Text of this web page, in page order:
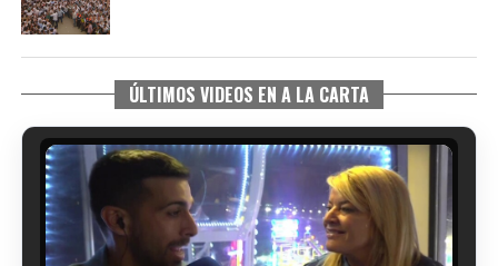
ÚLTIMOS VIDEOS EN A LA CARTA